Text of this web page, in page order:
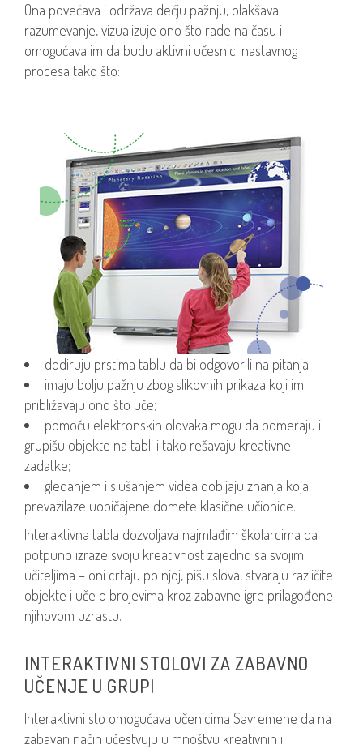
Ona povećava i održava dečju pažnju, olakšava
razumevanje, vizualizuje ono što rade na času i
omogućava im da budu aktivni učesnici nastavnog
procesa tako što:
dodiruju prstima tablu da bi odgovorili na pitanja;
imaju bolju pažnju zbog slikovnih prikaza koji im
približavaju ono što uče;
pomoću elektronskih olovaka mogu da pomeraju i
grupišu objekte na tabli i tako rešavaju kreativne
zadatke;
gledanjem i slušanjem videa dobijaju znanja koja
prevazilaze uobičajene domete klasične učionice.
Interaktivna tabla dozvoljava najmlađim školarcima da
potpuno izraze svoju kreativnost zajedno sa svojim
učiteljima – oni crtaju po njoj, pišu slova, stvaraju različite
objekte i uče o brojevima kroz zabavne igre prilagođene
njihovom uzrastu.
INTERAKTIVNI STOLOVI ZA ZABAVNO
UČENJE U GRUPI
Interaktivni sto omogućava učenicima Savremene da na
zabavan način učestvuju u mnoštvu kreativnih i